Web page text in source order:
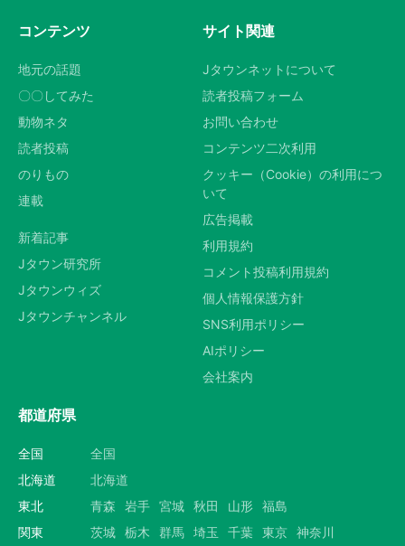
コンテンツ
地元の話題
〇〇してみた
動物ネタ
読者投稿
のりもの
連載
新着記事
Jタウン研究所
Jタウンウィズ
Jタウンチャンネル
サイト関連
Jタウンネットについて
読者投稿フォーム
お問い合わせ
コンテンツ二次利用
クッキー（Cookie）の利用につ
いて
広告掲載
利用規約
コメント投稿利用規約
個人情報保護方針
SNS利用ポリシー
AIポリシー
会社案内
都道府県
全国
全国
北海道
北海道
東北
青森 岩手 宮城 秋田 山形 福島
関東
茨城 栃木 群馬 埼玉 千葉 東京 神奈川